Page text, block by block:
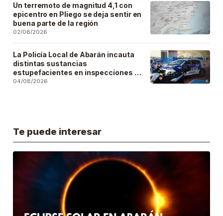
Un terremoto de magnitud 4,1 con
epicentro en Pliego se deja sentir en
buena parte de la región
02/08/2026
La Policía Local de Abarán incauta
distintas sustancias
estupefacientes en inspecciones a
locales públicos del municipio
04/08/2026
Te puede interesar